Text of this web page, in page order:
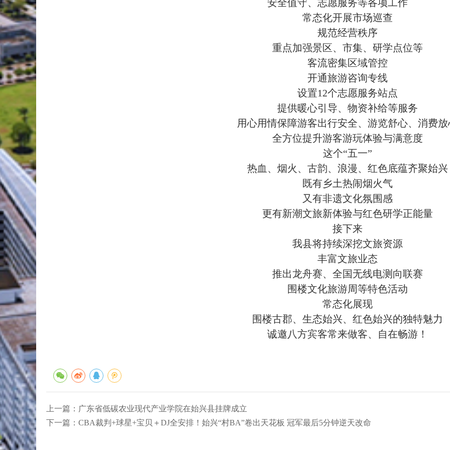
安全值守、志愿服务等各项工作
常态化开展市场巡查
规范经营秩序
重点加强景区、市集、研学点位等
客流密集区域管控
开通旅游咨询专线
设置12个志愿服务站点
提供暖心引导、物资补给等服务
用心用情保障游客出行安全、游览舒心、消费放
全方位提升游客游玩体验与满意度
这个“五一”
热血、烟火、古韵、浪漫、红色底蕴齐聚始兴
既有乡土热闹烟火气
又有非遗文化氛围感
更有新潮文旅新体验与红色研学正能量
接下来
我县将持续深挖文旅资源
丰富文旅业态
推出龙舟赛、全国无线电测向联赛
围楼文化旅游周等特色活动
常态化展现
围楼古郡、生态始兴、红色始兴的独特魅力
诚邀八方宾客常来做客、自在畅游！
上一篇： 广东省低碳农业现代产业学院在始兴县挂牌成立
下一篇： CBA裁判+球星+宝贝＋DJ全安排！始兴“村BA”卷出天花板 冠军最后5分钟逆天改命